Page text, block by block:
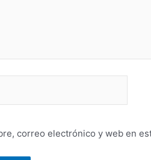
correo electrónico y web en